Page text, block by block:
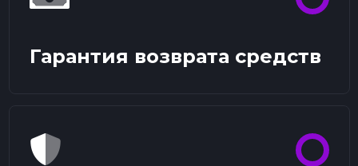
Гарантия возврата средств